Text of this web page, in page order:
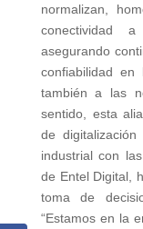
normalizan,
conectividad
asegurando
confiabilidad
también a las
sentido, esta
de
industrial con
de Entel Digital,
toma de
“Estamos en la